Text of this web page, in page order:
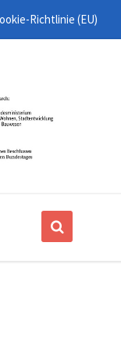
Richtlinie (EU)